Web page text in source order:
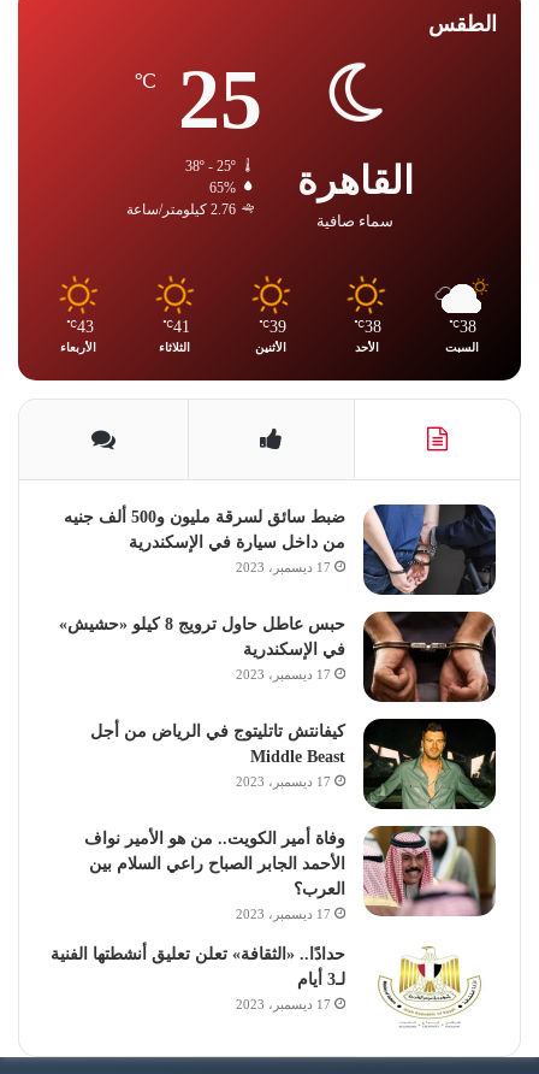
الطقس
القاهرة
سماء صافية
25
℃
38º - 25º
65%
2.76 كيلومتر/ساعة
38
℃
السبت
38
℃
الأحد
39
℃
الأثنين
41
℃
الثلاثاء
43
℃
الأربعاء
ضبط سائق لسرقة مليون و500 ألف جنيه
من داخل سيارة في الإسكندرية
17 ديسمبر، 2023
حبس عاطل حاول ترويج 8 كيلو «حشيش»
في الإسكندرية
17 ديسمبر، 2023
كيفانتش تاتليتوج في الرياض من أجل
Middle Beast
17 ديسمبر، 2023
وفاة أمير الكويت.. من هو الأمير نواف
الأحمد الجابر الصباح راعي السلام بين
العرب؟
17 ديسمبر، 2023
حدادًا.. «الثقافة» تعلن تعليق أنشطتها الفنية
لـ3 أيام
17 ديسمبر، 2023